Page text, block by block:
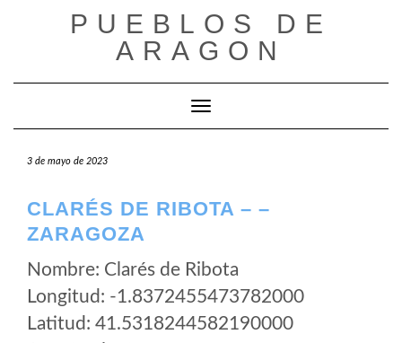
PUEBLOS DE
ARAGON
Cambiar modo de navegación
3 de mayo de 2023
CLARÉS DE RIBOTA – –
ZARAGOZA
Nombre: Clarés de Ribota
Longitud: -1.8372455473782000
Latitud: 41.5318244582190000